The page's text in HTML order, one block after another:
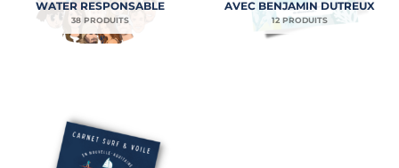
WATER RESPONSABLE
38 PRODUITS
AVEC BENJAMIN DUTREUX
12 PRODUITS